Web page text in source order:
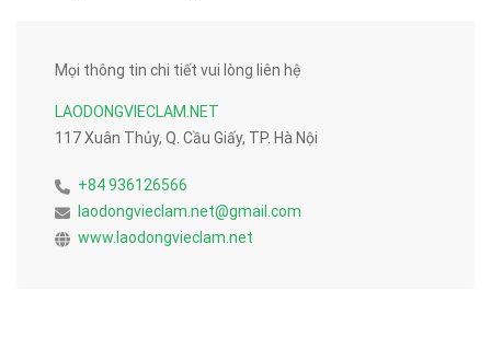
Mọi thông tin chi tiết vui lòng liên hệ
LAODONGVIECLAM.NET
117 Xuân Thủy, Q. Cầu Giấy, TP. Hà Nội
+84 936126566
laodongvieclam.net@gmail.com
www.laodongvieclam.net